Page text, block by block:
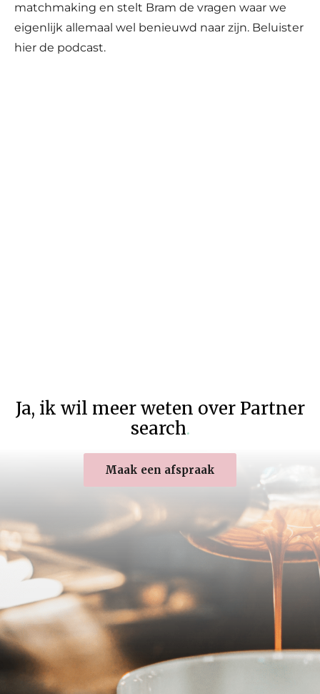
matchmaking en stelt Bram de vragen waar we
eigenlijk allemaal wel benieuwd naar zijn. Beluister
hier de podcast.
Ja, ik wil meer weten over Partner
search.
Maak een afspraak